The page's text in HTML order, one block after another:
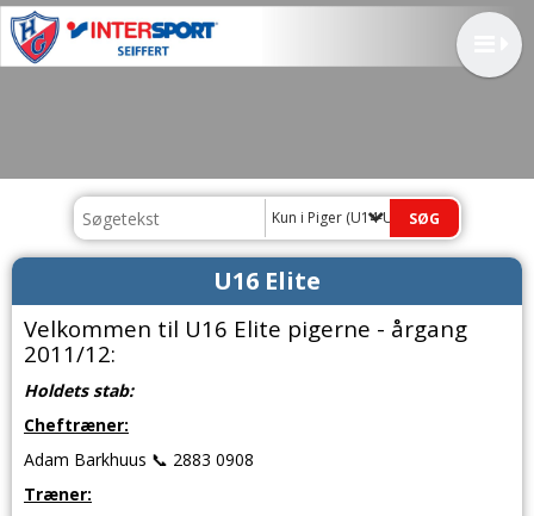
Kun i Piger (U14-U19)
U16 Elite
Velkommen til U16 Elite pigerne - årgang
2011/12:
Holdets stab:
Cheftræner:
Adam Barkhuus 📞 2883 0908
Træner: